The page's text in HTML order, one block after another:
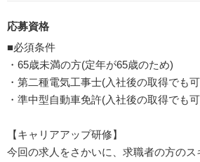
応募資格
■必須条件
・65歳未満の方(定年が65歳のため)
・第二種電気工事士(入社後の取得でも
・準中型自動車免許(入社後の取得でも
【キャリアアップ研修】
今回の求人をさかいに、求職者の方の